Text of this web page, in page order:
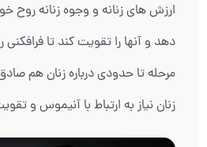
ارزش های زنانه و وجوه زنانه روح
دهد و آنها را تقویت کند تا
مرحله تا حدودی درباره زنان هم
زنان نیاز به ارتباط با آنیموس و